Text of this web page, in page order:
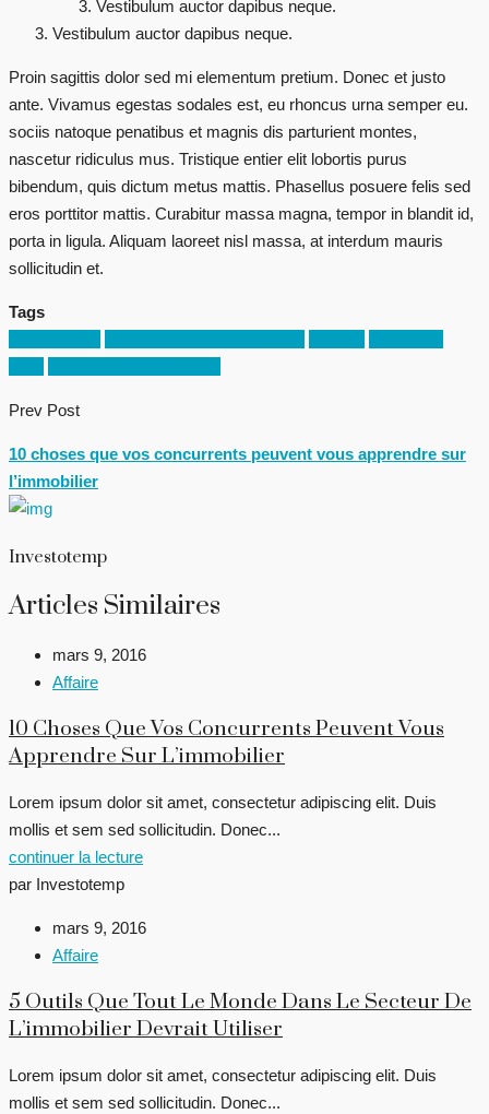
Vestibulum auctor dapibus neque.
Vestibulum auctor dapibus neque.
Proin sagittis dolor sed mi elementum pretium. Donec et justo
ante. Vivamus egestas sodales est, eu rhoncus urna semper eu.
sociis natoque penatibus et magnis dis parturient montes,
nascetur ridiculus mus. Tristique entier elit lobortis purus
bibendum, quis dictum metus mattis. Phasellus posuere felis sed
eros porttitor mattis. Curabitur massa magna, tempor in blandit id,
porta in ligula. Aliquam laoreet nisl massa, at interdum mauris
sollicitudin et.
Tags
Prev Post
10 choses que vos concurrents peuvent vous apprendre sur
l’immobilier
Investotemp
Articles Similaires
mars 9, 2016
Affaire
10 Choses Que Vos Concurrents Peuvent Vous
Apprendre Sur L’immobilier
Lorem ipsum dolor sit amet, consectetur adipiscing elit. Duis
mollis et sem sed sollicitudin. Donec...
continuer la lecture
par Investotemp
mars 9, 2016
Affaire
5 Outils Que Tout Le Monde Dans Le Secteur De
L’immobilier Devrait Utiliser
Lorem ipsum dolor sit amet, consectetur adipiscing elit. Duis
mollis et sem sed sollicitudin. Donec...